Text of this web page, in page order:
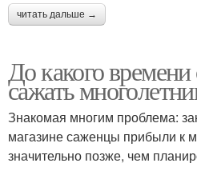
читать дальше →
До какого
сажать
Знакомая многим проблема:
магазине саженцы прибыли к
значительно позже, чем